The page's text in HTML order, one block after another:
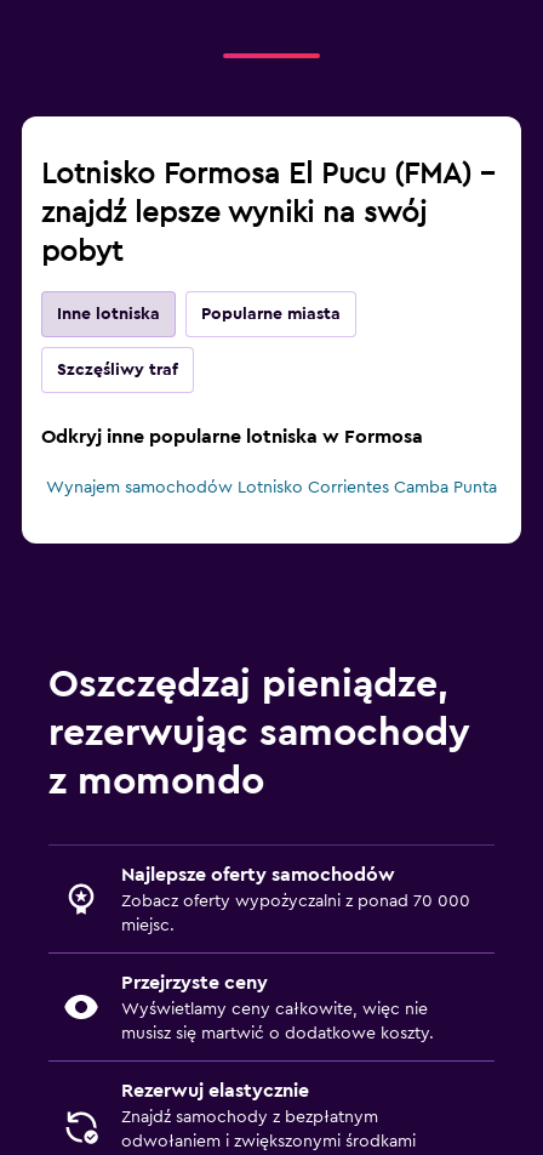
Lotnisko Formosa El Pucu (FMA) –
znajdź lepsze wyniki na swój
pobyt
Inne lotniska Popularne miasta
Szczęśliwy traf
Odkryj inne popularne lotniska w Formosa
Wynajem samochodów Lotnisko Corrientes Camba Punta
Oszczędzaj pieniądze,
rezerwując samochody
z momondo
Najlepsze oferty samochodów
Zobacz oferty wypożyczalni z ponad 70 000
miejsc.
Przejrzyste ceny
Wyświetlamy ceny całkowite, więc nie
musisz się martwić o dodatkowe koszty.
Rezerwuj elastycznie
Znajdź samochody z bezpłatnym
odwołaniem i zwiększonymi środkami